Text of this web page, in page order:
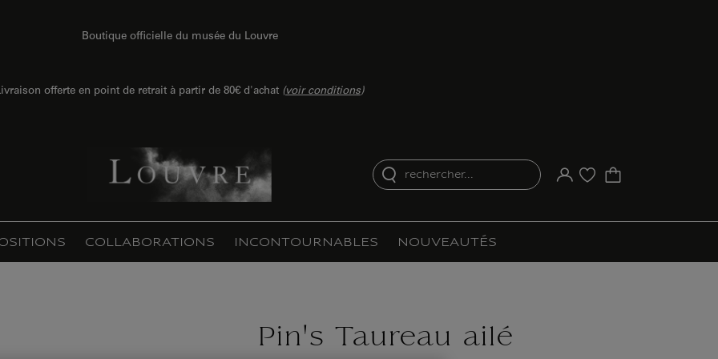
Boutique officielle du musée du Louvre
offerte en point de retrait à partir de 80€ d'achat (voir conditions)
rechercher...
Votre compte
Liste d'achat
COLLABORATIONS INCONTOURNABLES NOUVEAUTÉS
Pin's Taureau ailé